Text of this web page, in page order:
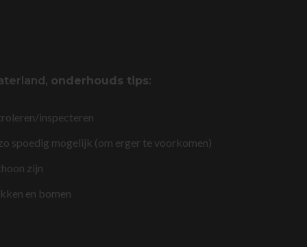
onderhouds tips:
inspecteren
spoedig mogelijk (om erger te voorkomen)
zijn
en bomen